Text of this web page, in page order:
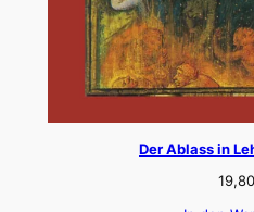
Der Ablass in
19,80